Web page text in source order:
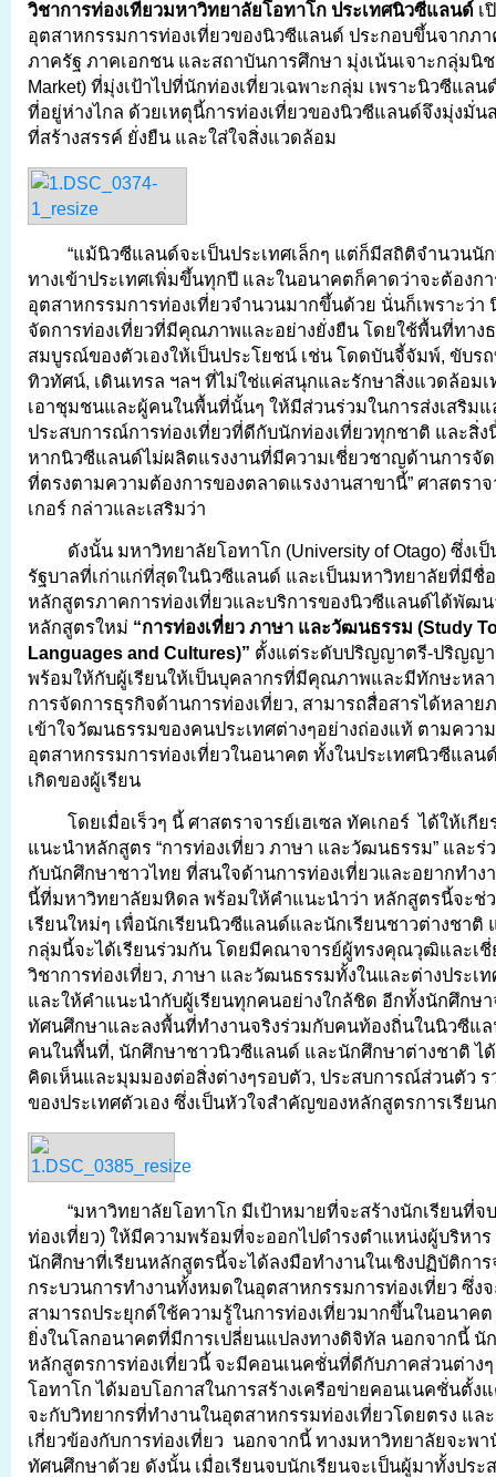
วิชาการท่องเที่ยวมหาวิทยาลัยโอทาโก ประเทศนิวซีแลนด์ เ
อุตสาหกรรมการท่องเที่ยวของนิวซีแลนด์ ประกอบขึ้นจากภา
ภาครัฐ ภาคเอกชน และสถาบันการศึกษา มุ่งเน้นเจาะกลุ่มนิช
Market) ที่มุ่งเป้าไปที่นักท่องเที่ยวเฉพาะกลุ่ม เพราะนิวซีแลน
ที่อยู่ห่างไกล ด้วยเหตุนี้การท่องเที่ยวของนิวซีแลนด์จึงมุ่งมั่น
ที่สร้างสรรค์ ยั่งยืน และใส่ใจสิ่งแวดล้อม
“แม้นิวซีแลนด์จะเป็นประเทศเล็กๆ แต่ก็มีสถิติจำนวนนั
ทางเข้าประเทศเพิ่มขึ้นทุกปี และในอนาคตก็คาดว่าจะต้องก
อุตสาหกรรมการท่องเที่ยวจำนวนมากขึ้นด้วย นั่นก็เพราะว่า
จัดการท่องเที่ยวที่มีคุณภาพและอย่างยั่งยืน โดยใช้พื้นที่ทาง
สมบูรณ์ของตัวเองให้เป็นประโยชน์ เช่น โดดบันจี้จัมพ์, ขับร
ทิวทัศน์, เดินเทรล ฯลฯ ที่ไม่ใช่แค่สนุกและรักษาสิ่งแวดล้อม
เอาชุมชนและผู้คนในพื้นที่นั้นๆ ให้มีส่วนร่วมในการส่งเสริมแ
ประสบการณ์การท่องเที่ยวที่ดีกับนักท่องเที่ยวทุกชาติ และสิ่ง
หากนิวซีแลนด์ไม่ผลิตแรงงานที่มีความเชี่ยวชาญด้านการจัด
ที่ตรงตามความต้องการของตลาดแรงงานสาขานี้” ศาสตราจ
เกอร์ กล่าวและเสริมว่า
ดังนั้น มหาวิทยาลัยโอทาโก (University of Otago) ซึ่งเ
รัฐบาลที่เก่าแก่ที่สุดในนิวซีแลนด์ และเป็นมหาวิทยาลัยที่มีชื่อ
หลักสูตรภาคการท่องเที่ยวและบริการของนิวซีแลนด์ได้พัฒ
หลักสูตรใหม่ “การท่องเที่ยว ภาษา และวัฒนธรรม (Study
Languages and Cultures)” ตั้งแต่ระดับปริญญาตรี-ปริญญา
พร้อมให้กับผู้เรียนให้เป็นบุคลากรที่มีคุณภาพและมีทักษะหล
การจัดการธุรกิจด้านการท่องเที่ยว, สามารถสื่อสารได้หลาย
เข้าใจวัฒนธรรมของคนประเทศต่างๆอย่างถ่องแท้ ตามควา
อุตสาหกรรมการท่องเที่ยวในอนาคต ทั้งในประเทศนิวซีแลน
เกิดของผู้เรียน
โดยเมื่อเร็วๆ นี้ ศาสตราจารย์เฮเซล ทัคเกอร์ ได้ให้เกี
แนะนำหลักสูตร “การท่องเที่ยว ภาษา และวัฒนธรรม” และร่
กับนักศึกษาชาวไทย ที่สนใจด้านการท่องเที่ยวและอยากทำง
นี้ที่มหาวิทยาลัยมหิดล พร้อมให้คำแนะนำว่า หลักสูตรนี้จะช่ว
เรียนใหม่ๆ เพื่อนักเรียนนิวซีแลนด์และนักเรียนชาวต่างชาติ
กลุ่มนี้จะได้เรียนร่วมกัน โดยมีคณาจารย์ผู้ทรงคุณวุฒิและเ
วิชาการท่องเที่ยว, ภาษา และวัฒนธรรมทั้งในและต่างประเ
และให้คำแนะนำกับผู้เรียนทุกคนอย่างใกล้ชิด อีกทั้งนักศึกษา
ทัศนศึกษาและลงพื้นที่ทำงานจริงร่วมกับคนท้องถิ่นในนิวซีแ
คนในพื้นที่, นักศึกษาชาวนิวซีแลนด์ และนักศึกษาต่างชาติ ไ
คิดเห็นและมุมมองต่อสิ่งต่างๆรอบตัว, ประสบการณ์ส่วนตัว
ของประเทศตัวเอง ซึ่งเป็นหัวใจสำคัญของหลักสูตรการเรียน
“มหาวิทยาลัยโอทาโก มีเป้าหมายที่จะสร้างนักเรียนที่จ
ท่องเที่ยว) ให้มีความพร้อมที่จะออกไปดำรงตำแหน่งผู้บริหา
นักศึกษาที่เรียนหลักสูตรนี้จะได้ลงมือทำงานในเชิงปฏิบัติกา
กระบวนการทำงานทั้งหมดในอุตสาหกรรมการท่องเที่ยว ซึ่ง
สามารถประยุกต์ใช้ความรู้ในการท่องเที่ยวมากขึ้นในอนาคต
ยิ่งในโลกอนาคตที่มีการเปลี่ยนแปลงทางดิจิทัล นอกจากนี้ นั
หลักสูตรการท่องเที่ยวนี้ จะมีคอนเนคชั่นที่ดีกับภาคส่วนต่าง
โอทาโก ได้มอบโอกาสในการสร้างเครือข่ายคอนเนคชั่นตั้ง
จะกับวิทยากรที่ทำงานในอุตสาหกรรมท่องเที่ยวโดยตรง แล
เกี่ยวข้องกับการท่องเที่ยว นอกจากนี้ ทางมหาวิทยาลัยจะพา
ทัศนศึกษาด้วย ดังนั้น เมื่อเรียนจบนักเรียนจะเป็นผู้มาทั้งปร